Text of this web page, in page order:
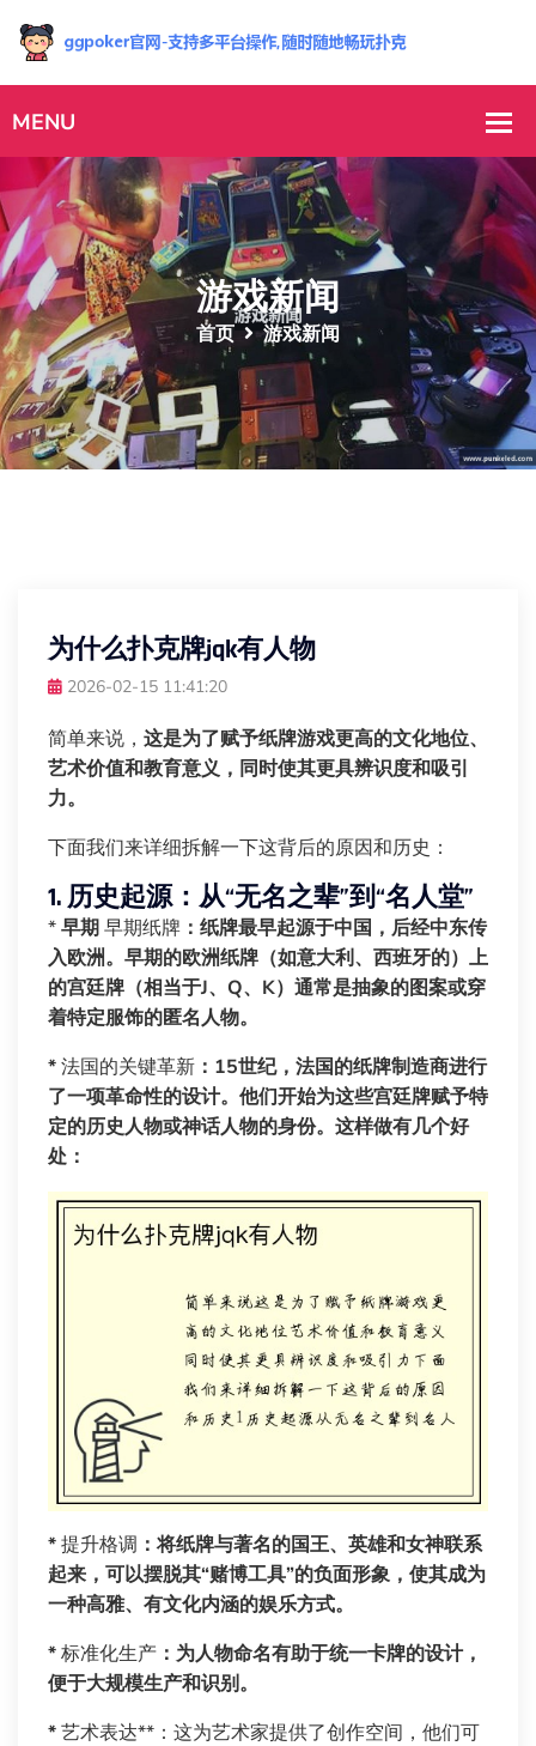
游戏新闻
首页 游戏新闻
为什么扑克牌jqk有人物
2026-02-15 11:41:20
简单来说， 这是为了赋予纸牌游戏更高的文化地位、
艺术价值和教育意义，同时使其更具辨识度和吸引
力。
下面我们来详细拆解一下这背后的原因和历史：
1. 历史起源：从“无名之辈”到“名人堂”
*早期早期纸牌 ：纸牌最早起源于中国，后经中东传
入欧洲。早期的欧洲纸牌（如意大利、西班牙的）上
的宫廷牌（相当于J、Q、K）通常是抽象的图案或穿
着特定服饰的匿名人物。
*法国的关键革新 ：15世纪，法国的纸牌制造商进行
了一项革命性的设计。他们开始为这些宫廷牌赋予特
定的历史人物或神话人物的身份。这样做有几个好
处：
*提升格调 ：将纸牌与著名的国王、英雄和女神联系
起来，可以摆脱其“赌博工具”的负面形象，使其成为
一种高雅、有文化内涵的娱乐方式。
*标准化生产 ：为人物命名有助于统一卡牌的设计，
便于大规模生产和识别。
*艺术表达**：这为艺术家提供了创作空间，他们可